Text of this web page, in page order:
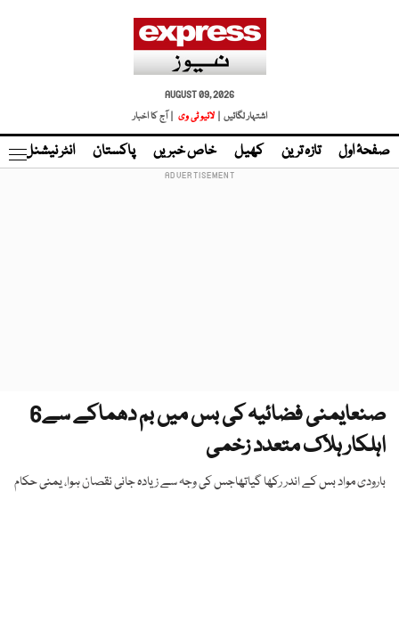
AUGUST 09, 2026
اشتہار لگائیں |
لائیو ٹی وی | آج کا اخبار
صفحۂ اول تازہ ترین کھیل خاص خبریں پاکستان انٹر نیشنل
صنعایمنی فضائیہ کی بس میں بم دھماکے سے6
اہلکار ہلاک متعدد زخمی
بارودی مواد بس کے اندر رکھا گیاتھاجس کی وجہ سے زیادہ جانی نقصان ہوا، یمنی حکام